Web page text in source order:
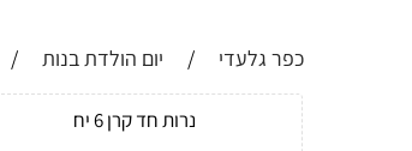
כפר גלעדי / יום הולדת בנות /
נרות חד קרן 6 יח